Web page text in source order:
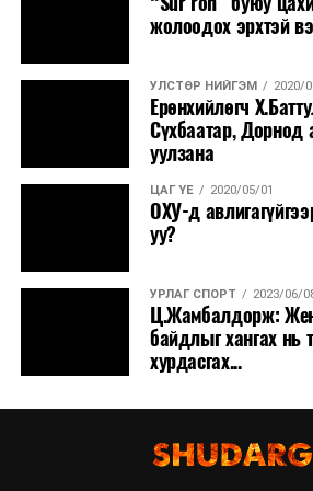
жолоодох эрхтэй вэ
УЛСТӨР НИЙГЭМ 2020/
Ерөнхийлөгч
Сүхбаатар, Дорнод
уулзана
ЦАГ ҮЕ 2020/05/01
ОХУ-д
уу?
УРЛАГ СПОРТ 2023/06/
Ц.Жамбалдорж:
байдлыг хангах нь
хурдасгах...